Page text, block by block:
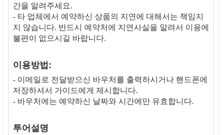
간을 알려주세요.
- 타 업체에서 예약하신 상품의 지연에 대해서는 책임지
지 않습니다. 반드시 예약처에 지연사실을 알려서 이용에
불편이 없으시길 바랍니다.
이용방법:
- 이메일로 전달받으신 바우처를 출력하시거나 핸드폰에
저장하셔서 가이드에게 제시합니다.
- 바우처에는 예약하신 날짜와 시간에만 유효합니다.
투어설명